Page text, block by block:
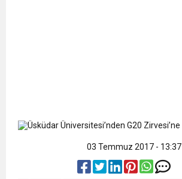
03 Temmuz 2017 - 13:37